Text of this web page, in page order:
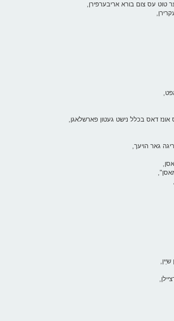
טוט עס צום בורא אריבערפירן,
אונז דאס בכלל נישט געטון פארשלאגן,
גאר הויעך,